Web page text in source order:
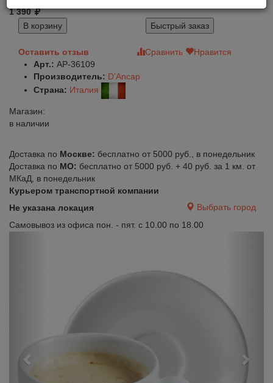
1 390
В корзину
Быстрый заказ
Оставить отзыв Сравнить
Нравится
Арт.: AP-36109
Производитель: D’Ancap
Страна: Италия
Магазин:
в наличии
Доставка по Москве: бесплатно от 5000 руб., в понедельник
Доставка по МО: бесплатно от 5000 руб. + 40 руб. за 1 км. от
МКаД, в понедельник
Курьером транспортной компании
Не указана локация
Выбрать город
Самовывоз из офиса пон. - пят. с 10.00 по 18.00